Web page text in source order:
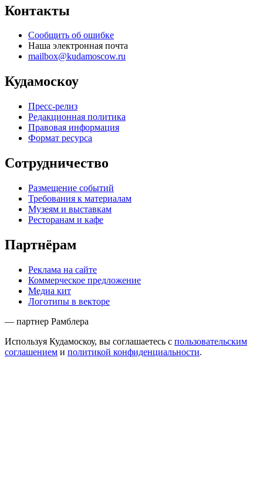
Контакты
Сообщить об ошибке
Наша электронная почта
mailbox@kudamoscow.ru
Кудамоскоу
Пресс-релиз
Редакционная политика
Правовая информация
Формат ресурса
Сотрудничество
Размещение событий
Требования к материалам
Музеям и выставкам
Ресторанам и кафе
Партнёрам
Реклама на сайте
Коммерческое предложение
Медиа кит
Логотипы в векторе
— партнер Рамблера
Используя Кудамоскоу, вы соглашаетесь с пользовательским
соглашением и политикой конфиденциальности.